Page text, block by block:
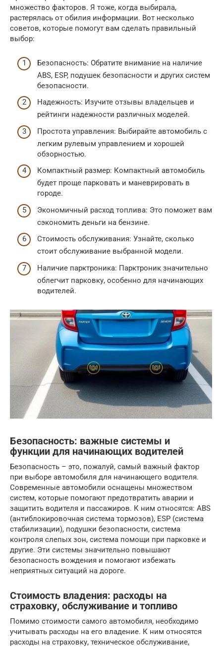
множество факторов. Я тоже, когда выбирала,
растерялась от обилия информации. Вот несколько
советов, которые помогут вам сделать правильный
выбор:
Безопасность: Обратите внимание на наличие
ABS, ESP, подушек безопасности и других систем
безопасности.
Надежность: Изучите отзывы владельцев и
рейтинги надежности различных моделей.
Простота управления: Выбирайте автомобиль с
легким рулевым управлением и хорошей
обзорностью.
Компактный размер: Компактный автомобиль
будет проще парковать и маневрировать в
городе.
Экономичный расход топлива: Это поможет вам
сэкономить деньги на бензине.
Стоимость обслуживания: Узнайте, сколько
стоит обслуживание выбранной модели.
Наличие парктроника: Парктроник значительно
облегчит парковку, особенно для начинающих
водителей.
Безопасность: важные системы и
функции для начинающих водителей
Безопасность – это, пожалуй, самый важный фактор
при выборе автомобиля для начинающего водителя.
Современные автомобили оснащены множеством
систем, которые помогают предотвратить аварии и
защитить водителя и пассажиров. К ним относятся: ABS
(антиблокировочная система тормозов), ESP (система
стабилизации), подушки безопасности, система
контроля слепых зон, система помощи при парковке и
другие. Эти системы значительно повышают
безопасность вождения и помогают избежать
неприятных ситуаций на дороге.
Стоимость владения: расходы на
страховку, обслуживание и топливо
Помимо стоимости самого автомобиля, необходимо
учитывать расходы на его владение. К ним относятся
расходы на страховку, техническое обслуживание,